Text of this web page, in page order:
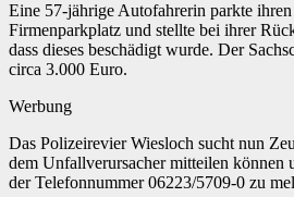
Eine 57-jährige Autofahrerin parkte
Firmenparkplatz und stellte bei ihrer
dass dieses beschädigt wurde. Der
circa 3.000 Euro.
Werbung
Das Polizeirevier Wiesloch sucht nun
dem Unfallverursacher mitteilen können
der Telefonnummer 06223/5709-0 zu